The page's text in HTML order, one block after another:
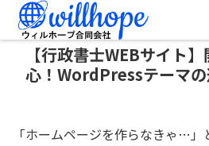
【行政書士WEBサイト
心！WordPressテーマ
「ホームページを作らなきゃ…